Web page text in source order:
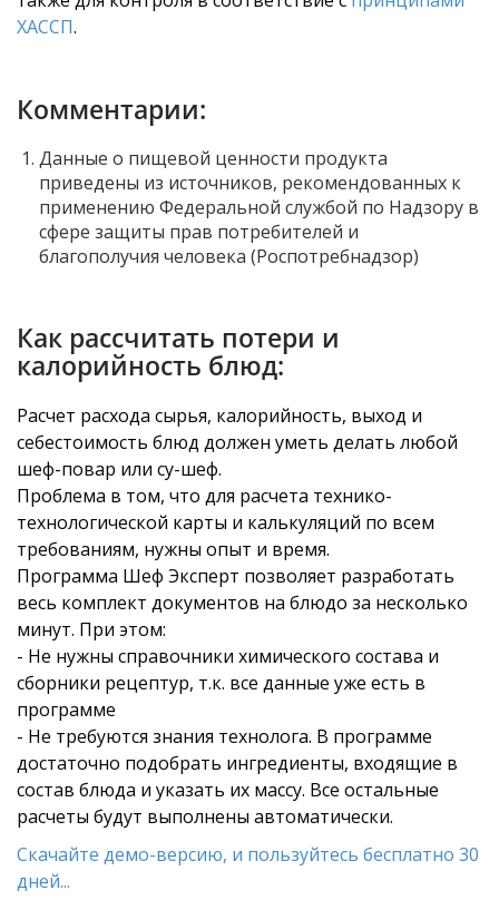
ХАССП.
Комментарии:
Данные о пищевой ценности продукта
приведены из источников, рекомендованных к
применению Федеральной службой по Надзору в
сфере защиты прав потребителей и
благополучия человека (Роспотребнадзор)
Как рассчитать потери и
калорийность блюд:
Расчет расхода сырья, калорийность, выход и
себестоимость блюд должен уметь делать любой
шеф-повар или су-шеф.
Проблема в том, что для расчета технико-
технологической карты и калькуляций по всем
требованиям, нужны опыт и время.
Программа Шеф Эксперт позволяет разработать
весь комплект документов на блюдо за несколько
минут. При этом:
- Не нужны справочники химического состава и
сборники рецептур, т.к. все данные уже есть в
программе
- Не требуются знания технолога. В программе
достаточно подобрать ингредиенты, входящие в
состав блюда и указать их массу. Все остальные
расчеты будут выполнены автоматически.
Скачайте демо-версию, и пользуйтесь бесплатно 30
дней...